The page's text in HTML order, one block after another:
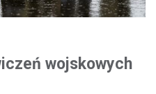
wojskowych